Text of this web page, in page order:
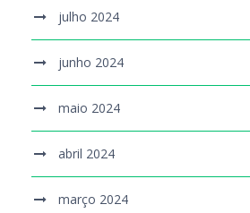
julho 2024
junho 2024
maio 2024
abril 2024
março 2024